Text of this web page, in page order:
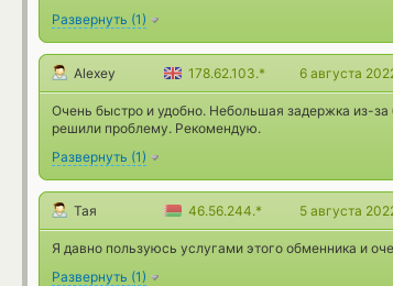
Развернуть (1)
Alexey 178.62.103.* 6 августа
Очень быстро и удобно. Небольшая задержка из-
решили проблему. Рекомендую.
Развернуть (1)
Тая 46.56.244.* 5 августа
Я давно пользуюсь услугами этого обменника и
Развернуть (1)